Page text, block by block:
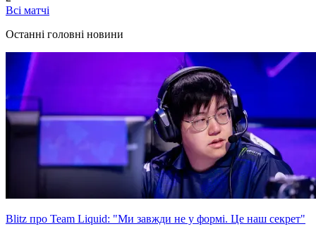
Всі матчі
Останні головні новини
Blitz про Team Liquid: "Ми завжди не у формі. Це наш секрет"